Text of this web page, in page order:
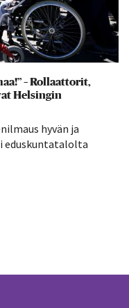
– Rollaattorit,
Helsingin
hyvän ja
eduskuntatalolta